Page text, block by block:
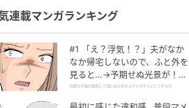
連載マンガランキング
#1 「え？浮気！？」夫がなか
なか帰宅しないので、ふと外を
見ると…→予期せぬ光景が！｜
旦那の不倫が発覚して頭に来た
旦那の不倫が発覚して頭に来たのでメチャクチャにしてやった